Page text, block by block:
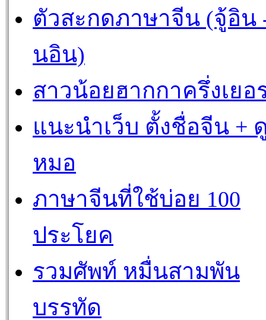
ตัวสะกดภาษาจีน (จู้อิน
นอิน)
สาวน้อยฮากกาครึ่งเยอ
แนะนำเว็บ ตั้งชื่อจีน +
หมอ
ภาษาจีนที่ใช้บ่อย 100
ประโยค
รวมศัพท์ หมื่นสามพัน
บรรทัด